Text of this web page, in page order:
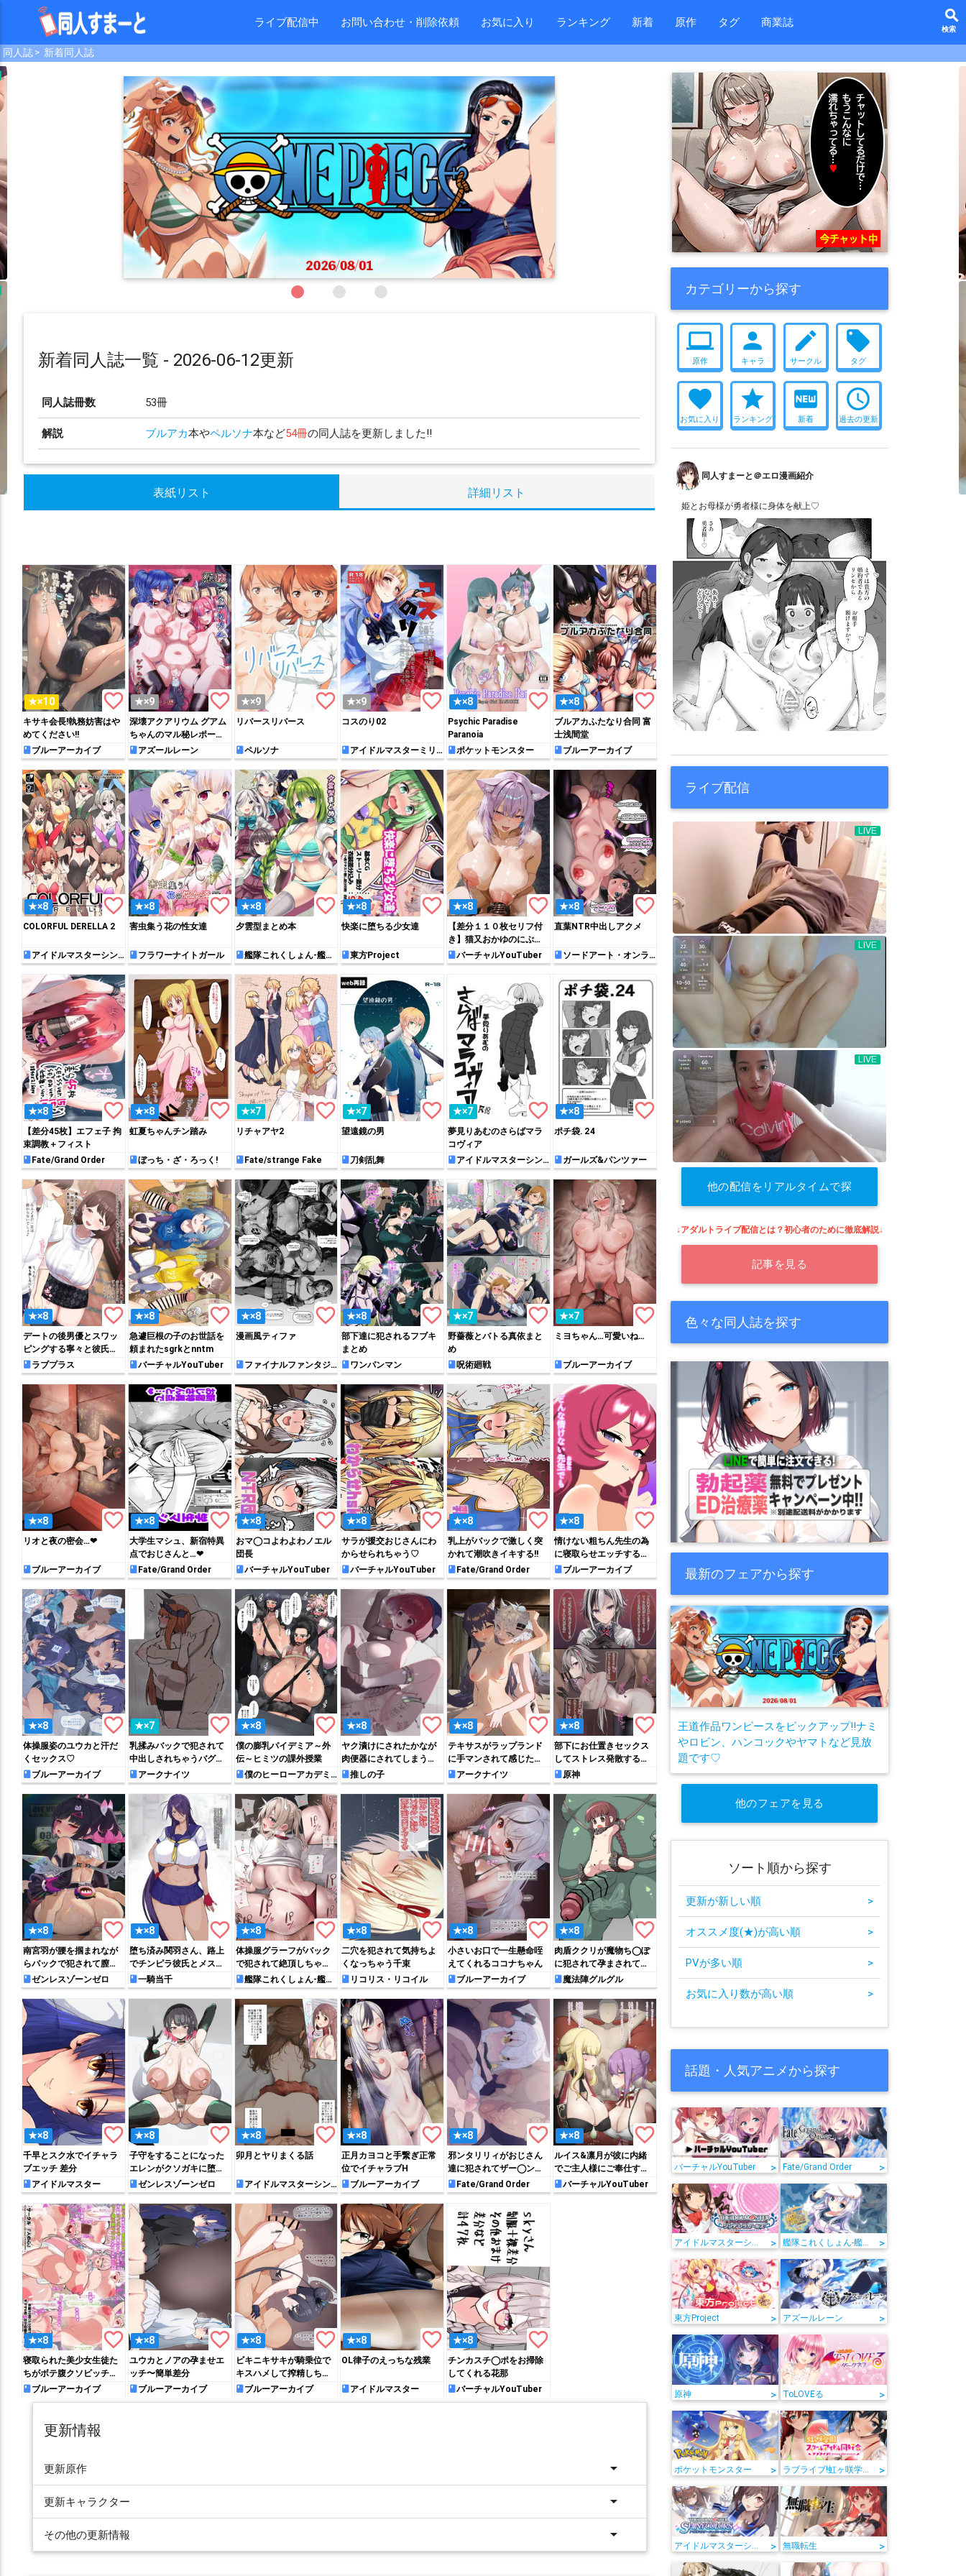
ライブ配信中 お問い合わせ・削除依頼 お気に入り ランキング 新着 原作 タグ 商業誌 search
同人誌 新着同人誌
新着同人誌一覧 - 2026-06-12更新
同人誌冊数 53冊
解説 ブルアカ本やペルソナ本など54冊の同人誌を更新しました!!
表紙リスト 詳細リスト
★×10 favorite_border
キサキ会長!執務妨害はや
めてください!!
ブルーアーカイブ
★×9 favorite_border
深壊アクアリウム グアム
ちゃんのマル秘レポート
編アズールレーン
★×9 favorite_border
リバースリバース
ペルソナ
★×9 favorite_border
コスのり02
アイドルマスターミリ
オンライブ!
★×8 favorite_border
Psychic Paradise
Paranoia
ポケットモンスター
★×8 favorite_border
ブルアカふたなり合同 富
士浅間堂
ブルーアーカイブ
★×8 favorite_border
COLORFUL DERELLA 2
アイドルマスターシン
デレラガールズ
★×8 favorite_border
害虫集う花の性女達
フラワーナイトガール
★×8 favorite_border
夕雲型まとめ本
艦隊これくしょん-艦こ
れ-
★×8 favorite_border
快楽に堕ちる少女達
東方Project
★×8 favorite_border
【差分１１０枚セリフ付
き】猫又おかゆのにぷる
ふぁ●く乳首オナホな
バーチャルYouTuber
★×8 favorite_border
直葉NTR中出しアクメ
ソードアート・オンラ
イン
★×8 favorite_border
【差分45枚】エフェ子 拘
束調教＋フィスト
Fate/Grand Order
★×8 favorite_border
虹夏ちゃんチン踏み
ぼっち・ざ・ろっく!
★×7 favorite_border
リチャアヤ2
Fate/strange Fake
★×7 favorite_border
望遠鏡の男
刀剣乱舞
★×7 favorite_border
夢見りあむのさらばマラ
コヴィア
アイドルマスターシン
デレラガールズ
★×8 favorite_border
ポチ袋. 24
ガールズ&パンツァー
★×8 favorite_border
デートの後男優とスワッ
ピングする寧々と彼氏ク
ン…ラブプラス
★×8 favorite_border
急遽巨根の子のお世話を
頼まれたsgrkとnntm
バーチャルYouTuber
★×8 favorite_border
漫画風ティファ
ファイナルファンタジ
ー
★×8 favorite_border
部下達に犯されるフブキ
まとめ
ワンパンマン
★×7 favorite_border
野薔薇とバトる真依まと
め
呪術廻戦
★×7 favorite_border
ミヨちゃん…可愛いね…
ブルーアーカイブ
★×8 favorite_border
リオと夜の密会…❤
ブルーアーカイブ
★×8 favorite_border
大学生マシュ、新宿特異
点でおじさんと…❤
Fate/Grand Order
★×8 favorite_border
おマ◯コよわよわノエル
団長
バーチャルYouTuber
★×8 favorite_border
サラが援交おじさんにわ
からせられちゃう♡
バーチャルYouTuber
★×8 favorite_border
乳上がバックで激しく突
かれて潮吹きイキする!!
Fate/Grand Order
★×8 favorite_border
情けない粗ちん先生の為
に寝取らせエッチするイ
ロハブルーアーカイブ
★×8 favorite_border
体操服姿のユウカと汗だ
くセックス♡
ブルーアーカイブ
★×7 favorite_border
乳揉みバックで犯されて
中出しされちゃうバグパ
イプアークナイツ
★×8 favorite_border
僕の膨乳パイデミア～外
伝～ヒミツの課外授業
僕のヒーローアカデミ
ア
★×8 favorite_border
ヤク漬けにされたかなが
肉便器にされてしまう…
推しの子
★×8 favorite_border
テキサスがラップランド
に手マンされて感じた
り…♡
アークナイツ
★×8 favorite_border
部下にお仕置きセックス
してストレス発散するア
ルレッキーノ
原神
★×8 favorite_border
南宮羽が腰を掴まれなが
らバックで犯されて膣内
射精されちゃう!!
ゼンレスゾーンゼロ
★×8 favorite_border
堕ち済み関羽さん、路上
でチンピラ彼氏とメス顔
でイチャつきまくって発
情してしまう
一騎当千
★×8 favorite_border
体操服グラーフがバック
で犯されて絶頂しちゃう
♡艦隊これくしょん-艦こ
れ-
★×8 favorite_border
二穴を犯されて気持ちよ
くなっちゃう千束
リコリス・リコイル
★×8 favorite_border
小さいお口で一生懸命咥
えてくれるココナちゃん
ブルーアーカイブ
★×8 favorite_border
肉盾ククリが魔物ち◯ぽ
に犯されて孕まされてし
まう…
魔法陣グルグル
★×8 favorite_border
千早とスク水でイチャラ
ブエッチ 差分
アイドルマスター
★×8 favorite_border
子守をすることになった
エレンがクソガキに堕と
されちゃう♡
ゼンレスゾーンゼロ
★×8 favorite_border
卯月とヤりまくる話
アイドルマスターシン
デレラガールズ
★×8 favorite_border
正月カヨコと手繋ぎ正常
位でイチャラブH
ブルーアーカイブ
★×8 favorite_border
邪ンタリリィがおじさん
達に犯されてザー◯ンま
みれになっちゃう!!
Fate/Grand Order
★×8 favorite_border
ルイス&凛月が彼に内緒
でご主人様にご奉仕する
♡バーチャルYouTuber
★×8 favorite_border
寝取られた美少女生徒た
ちがボテ腹クソビッチ妊
婦と化して目の前でアへ
ブルーアーカイブ
★×8 favorite_border
ユウカとノアの孕ませエ
ッチ〜簡単差分
ブルーアーカイブ
★×8 favorite_border
ビキニキサキが騎乗位で
キスハメして搾精しちゃ
う!!ブルーアーカイブ
★×8 favorite_border
OL律子のえっちな残業
アイドルマスター
★×8 favorite_border
チンカスチ◯ポをお掃除
してくれる花那
バーチャルYouTuber
更新情報
更新原作 arrow_drop_down
更新キャラクター arrow_drop_down
その他の更新情報 arrow_drop_down
カテゴリーから探す
computer
原作
person
キャラ
create
サークル
local_offer
タグ
favorite
お気に入り
star
ランキング
fiber_new
新着
access_time
過去の更新
同人すまーと＠エロ漫画紹介
姫とお母様が勇者様に身体を献上♡
ライブ配信
他の配信をリアルタイムで探
す
↓アダルトライブ配信とは？初心者のために徹底解説↓
記事を見る
色々な同人誌を探す
最新のフェアから探す
王道作品ワンピースをピックアップ!!ナミ
やロビン、ハンコックやヤマトなど見放
題です♡
他のフェアを見る
ソート順から探す
更新が新しい順 >
オススメ度(★)が高い順 >
PVが多い順 >
お気に入り数が高い順 >
話題・人気アニメから探す
バーチャルYouTuber > Fate/Grand Order >
> 艦隊これくしょん-艦これ- >
東方Project > アズールレーン >
原神 > ToLOVEる >
ポケットモンスター > ラブライブ!虹ヶ咲学園スクールアイドル同好会 >
> 無職転生 >